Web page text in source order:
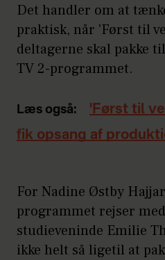
Det handler om at
praktisk, når 'Først til
deltagerne skal pakke
TV 2-programmet.
Læs også:
'Først til
fik opsang af
For Nadine Østby
programmet rejser
studieveninde Emilie
ikke helt så ligetil at